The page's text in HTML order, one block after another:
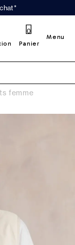
Panier
0
Menu
femme